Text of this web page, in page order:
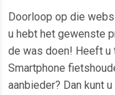
Doorloop op die
u hebt het gewenste
de was doen! Heeft u
Smartphone
aanbieder? Dan kunt